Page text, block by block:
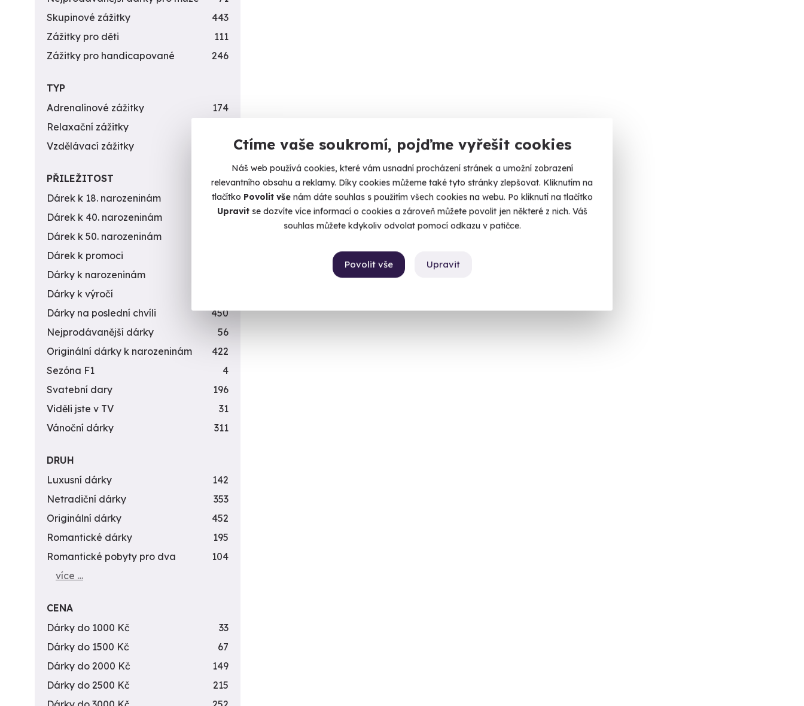
Ctíme vaše soukromí, pojďme vyřešit cookies
Náš web používá cookies, které vám usnadní procházení stránek a umožní zobrazení
relevantního obsahu a reklamy. Díky cookies můžeme také tyto stránky zlepšovat. Kliknutím na
tlačítko Povolit vše nám dáte souhlas s použitím všech cookies na webu. Po kliknutí na tlačítko
Upravitse dozvíte více informací o cookies a zároveň můžete povolit jen některé z nich. Váš
souhlas můžete kdykoliv odvolat pomocí odkazu v patičce.
Upravit
Povolit vše
Skupinové zážitky
443
Zážitky pro děti
111
Zážitky pro handicapované
246
TYP
Adrenalinové zážitky
174
Relaxační zážitky
Vzdělávací zážitky
PŘILEŽITOST
Dárek k 18. narozeninám
256
Dárek k 40. narozeninám
453
Dárek k 50. narozeninám
Dárek k promoci
Dárky k narozeninám
Dárky k výročí
Dárky na poslední chvíli
450
Nejprodávanější dárky
56
Originální dárky k narozeninám
422
Sezóna F1
4
Svatební dary
196
Viděli jste v TV
31
Vánoční dárky
311
DRUH
Luxusní dárky
142
Netradiční dárky
353
Originální dárky
452
Romantické dárky
195
Romantické pobyty pro dva
104
více …
CENA
Dárky do 1000 Kč
33
Dárky do 1500 Kč
67
Dárky do 2000 Kč
149
Dárky do 2500 Kč
215